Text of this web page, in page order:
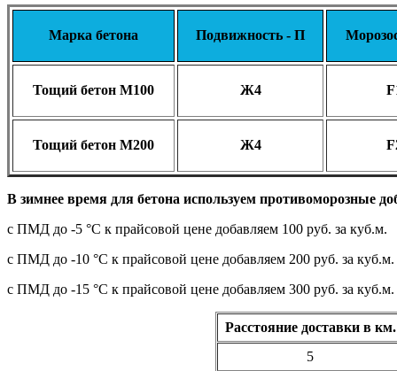
Марка бетона Подвижность - П
Тощий бетон М100 Ж4
Тощий бетон М200 Ж4
В зимнее время для бетона используем противоморозные
с ПМД до -5 °C к прайсовой цене добавляем 100 руб. за куб.м.
с ПМД до -10 °C к прайсовой цене добавляем 200 руб. за куб.м.
с ПМД до -15 °C к прайсовой цене добавляем 300 руб. за куб.м.
Расстояние доставки в км.
5